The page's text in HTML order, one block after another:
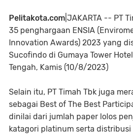
Pelitakota.com |JAKARTA -- PT
35 penghargaan ENSIA
Innovation Awards) 2023 yang
Sucofindo di Gumaya Tower
Tengah, Kamis (10/8/2023)
Selain itu, PT Timah Tbk juga
sebagai Best of The Best
dinilai dari jumlah paper lolos
katagori platinum serta